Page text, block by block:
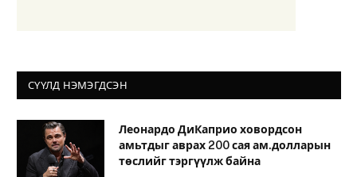
СҮҮЛД НЭМЭГДСЭН
Леонардо ДиКаприо ховордсон
амьтдыг аврах 200 сая ам.долларын
төслийг тэргүүлж байна